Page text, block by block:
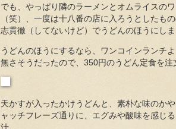
でも、やっぱり隣のラーメンとオムライスの
（笑）、一度は十八番の店に入ろうとしたも
志貫徹（してないけど）でうどんのほうにしま
うどんのほうにするなら、ワンコインランチ
無さそうだったので、350円のうどん定食を注
天かすが入ったかけうどんと、素朴な味のか
ャッチフレーズ通りに、エグみや酸味を感じ